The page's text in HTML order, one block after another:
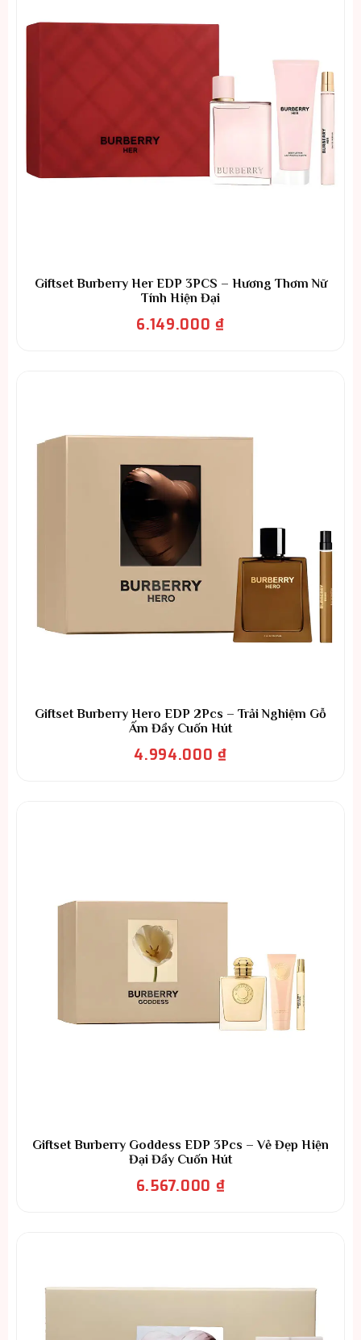
Giftset Burberry Her EDP 3PCS – Hương Thơm Nữ
Tính Hiện Đại
6.149.000₫
Giftset Burberry Hero EDP 2Pcs – Trải Nghiệm Gỗ
Ấm Đầy Cuốn Hút
4.994.000₫
Giftset Burberry Goddess EDP 3Pcs – Vẻ Đẹp Hiện
Đại Đầy Cuốn Hút
6.567.000 ₫